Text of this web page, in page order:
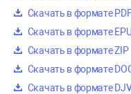
Скачать в формате
Скачать в формате
Скачать в формате ZIP
Скачать в формате
Скачать в формате